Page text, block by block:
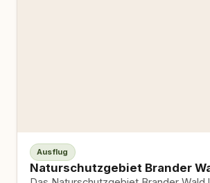
Ausflug
Naturschutzgebiet Brander